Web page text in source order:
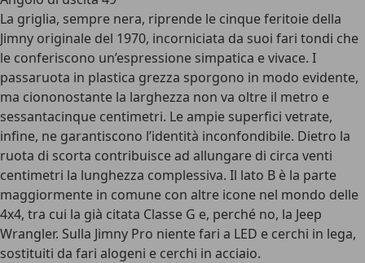
La griglia, sempre nera, riprende le cinque feritoie della
Jimny originale del 1970, incorniciata da suoi fari tondi che
le conferiscono un’espressione simpatica e vivace. I
passaruota in plastica grezza sporgono in modo evidente,
ma ciononostante la larghezza non va oltre il metro e
sessantacinque centimetri. Leampie superfici vetrate,
infine, ne garantiscono l’identità inconfondibile. Dietro la
ruota di scorta contribuisce ad allungare di circa venti
centimetri la lunghezza complessiva. Il lato B è la parte
maggiormente in comune con altre icone nel mondo delle
4x4, tra cui la già citata Classe G e, perché no, la Jeep
Wrangler. Sulla Jimny Pro niente fari a LED e cerchi in lega,
sostituiti da fari alogeni e cerchi in acciaio.